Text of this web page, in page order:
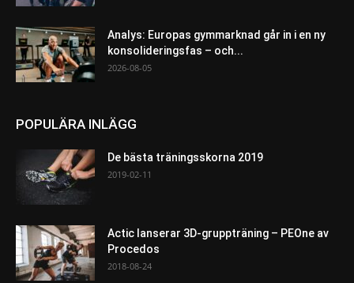
Analys: Europas gymmarknad går in i en ny
konsolideringsfas – och...
2026-08-05
POPULÄRA INLÄGG
De bästa träningsskorna 2019
2019-02-11
Actic lanserar 3D-gruppträning – PEOne av
Procedos
2018-08-24